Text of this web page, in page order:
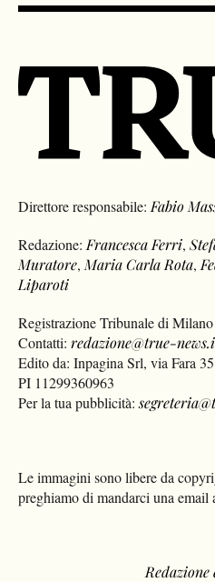
Direttore responsabile: Fabio
Redazione: Francesca Ferri,
Muratore, Maria Carla Rota,
Liparoti
Registrazione Tribunale di
Contatti:redazione@true-
Edito da: Inpagina Srl, via Fara
PI 11299360963
Per la tua pubblicità:
Le immagini sono libere da
preghiamo di mandarci una email